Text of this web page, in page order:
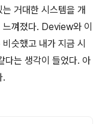
거대한 시스템을 개
껴졌다. Deview와 이
슷했고 내가 지금 시
다는 생각이 들었다. 아
.